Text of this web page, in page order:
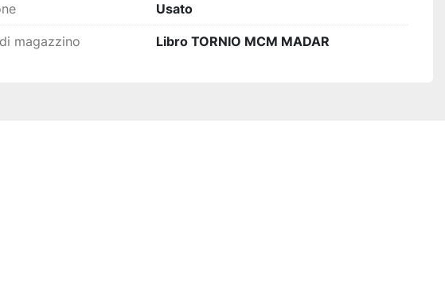
Usato
magazzino Libro TORNIO MCM MADAR